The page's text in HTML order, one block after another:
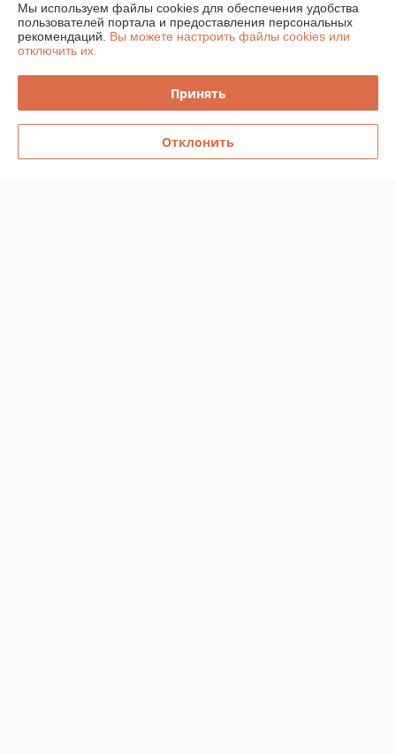
График работы
Полная версия сайта
Политика обработки cookies
Сайт создан на платформе Deal.by
Мы используем файлы cookies для обеспечения удобства
пользователей портала и предоставления персональных
рекомендаций. Вы можете настроить файлы cookies или
отключить их.
Принять
Отклонить